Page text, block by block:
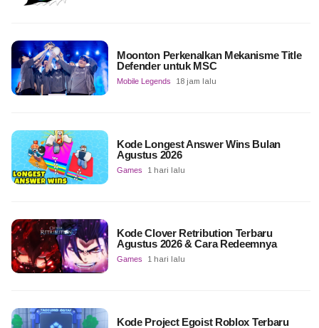
Moonton Perkenalkan Mekanisme Title
Defender untuk MSC
Mobile Legends 18 jam lalu
Kode Longest Answer Wins Bulan
Agustus 2026
Games 1 hari lalu
Kode Clover Retribution Terbaru
Agustus 2026 & Cara Redeemnya
Games 1 hari lalu
Kode Project Egoist Roblox Terbaru